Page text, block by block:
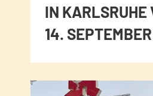
IN KARLSRUHE
14.